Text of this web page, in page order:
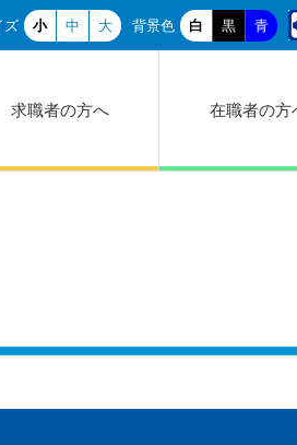
ズ 小 中 大 背景色 白 黒 青
求職者の方へ 在職者の方